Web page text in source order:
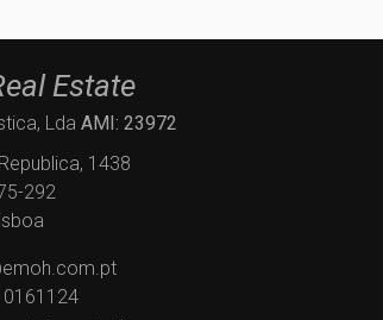
Estate
Lda AMI: 23972
1438
292